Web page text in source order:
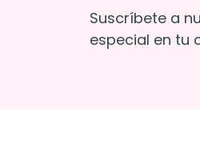
Suscríbete a
especial en tu